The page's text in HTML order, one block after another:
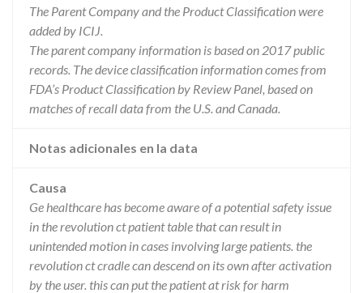
The Parent Company and the Product Classification were
added by ICIJ.
The parent company information is based on 2017 public
records. The device classification information comes from
FDA’s Product Classification by Review Panel, based on
matches of recall data from the U.S. and Canada.
Notas adicionales en la data
Causa
Ge healthcare has become aware of a potential safety issue
in the revolution ct patient table that can result in
unintended motion in cases involving large patients. the
revolution ct cradle can descend on its own after activation
by the user. this can put the patient at risk for harm